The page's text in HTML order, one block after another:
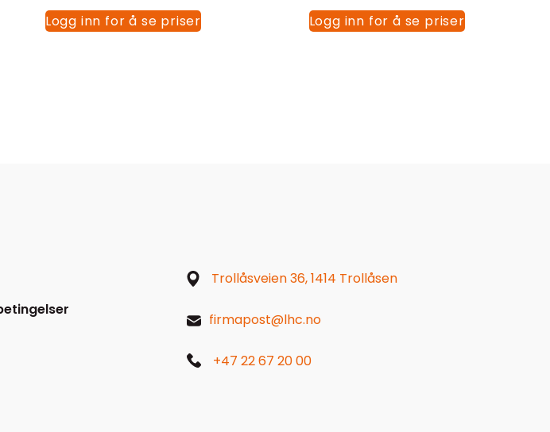
Logg inn for å se priser Logg inn for å se priser
Trollåsveien 36, 1414 Trollåsen
firmapost@lhc.no
+47 22 67 20 00